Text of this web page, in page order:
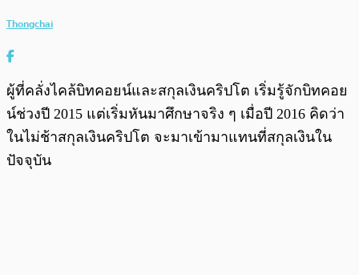
Thongchai
ผู้ที่คลั่งไคล้บิทคอยน์และสกุลเงินคริปโต เริ่มรู้จักบิทคอย
น์ช่วงปี 2015 แต่เริ่มหันมาศึกษาจริง ๆ เมื่อปี 2016 คิดว่า
ในไม่ช้าสกุลเงินคริปโต จะมาเข้ามาแทนที่สกุลเงินใน
ปัจจุบัน